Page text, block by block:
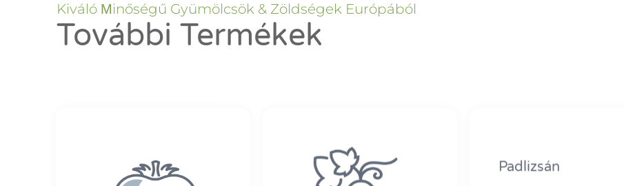
Kiváló Μinőségű Gyümölcsök & Zöldségek Európából
További Termékek
Padlizsán